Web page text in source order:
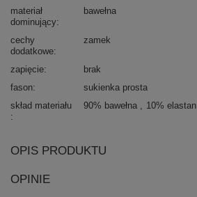
materiał
dominujący
bawełna
cechy
dodatkowe
zamek
zapięcie
brak
fason
sukienka prosta
skład materiału
90% bawełna 10% elastan
OPIS PRODUKTU
OPINIE